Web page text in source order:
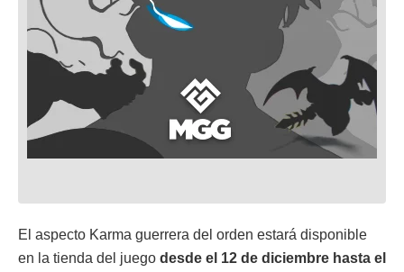
El aspecto Karma guerrera del orden estará disponible
en la tienda del juego desde el 12 de diciembre hasta el